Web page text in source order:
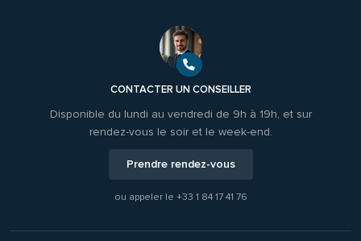
CONTACTER UN CONSEILLER
Disponible du lundi au vendredi de 9h à 19h, et sur
rendez-vous le soir et le week-end.
Prendre rendez-vous
ou appeler le +33 1 84 17 41 76